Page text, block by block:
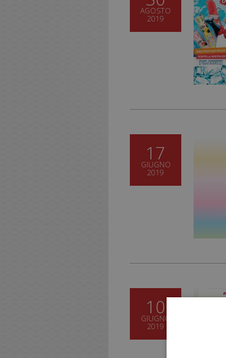
AGOSTO
2019
17
GIUGNO
2019
10
GIUGNO
2019